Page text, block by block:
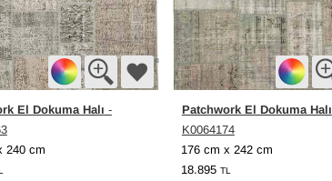
El Dokuma Halı -
240 cm
Patchwork El Dokuma Halı
K0064174
176 cm x 242 cm
18.895 TL